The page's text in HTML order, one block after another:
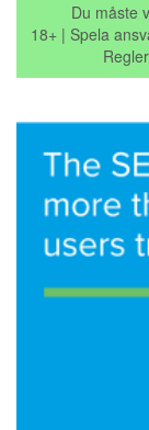
Du måste
18+ | Spela